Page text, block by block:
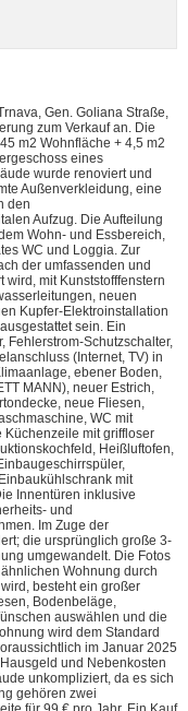
Gen. Goliana Straße,
zum Verkauf an. Die
m2 Wohnfläche + 4,5 m2
eines
wurde renoviert und
Außenverkleidung, eine
den
Aufzug. Die Aufteilung
Wohn- und Essbereich,
WC und Loggia. Zur
der umfassenden und
mit Kunststofffenstern
neuen
Kupfer-Elektroinstallation
sein. Ein
Fehlerstrom-Schutzschalter,
(Internet, TV) in
ebener Boden,
MANN), neuer Estrich,
neue Fliesen,
WC mit
mit griffloser
Heißluftofen,
mit
Innentüren inklusive
und
Im Zuge der
die ursprünglich große 3-
umgewandelt. Die Fotos
Wohnung durch
besteht ein großer
Bodenbeläge,
auswählen und die
wird dem Standard
im Januar 2025
und Nebenkosten
unkompliziert, da es sich
gehören zwei